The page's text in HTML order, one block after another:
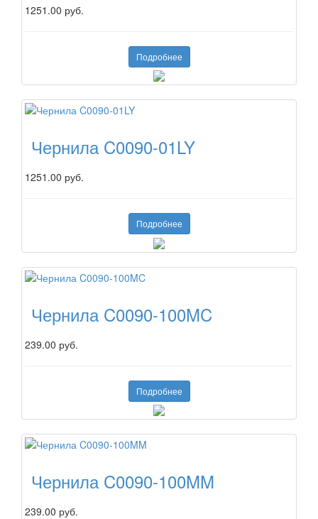
1251.00 руб.
Подробнее
Чернила C0090-01LY
1251.00 руб.
Подробнее
Чернила C0090-100MC
239.00 руб.
Подробнее
Чернила C0090-100MM
239.00 руб.